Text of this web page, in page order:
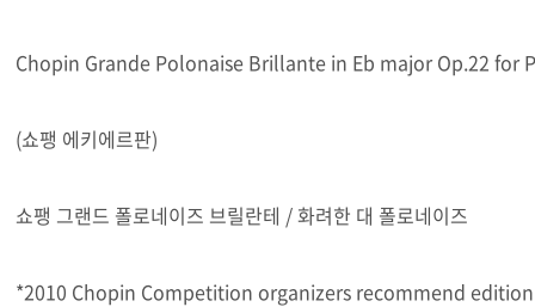
Chopin Grande Polonaise Brillante in Eb major Op.22 for
(쇼팽 에키에르판)
쇼팽 그랜드 폴로네이즈 브릴란테 / 화려한 대 폴로네이즈
*2010 Chopin Competition organizers recommend